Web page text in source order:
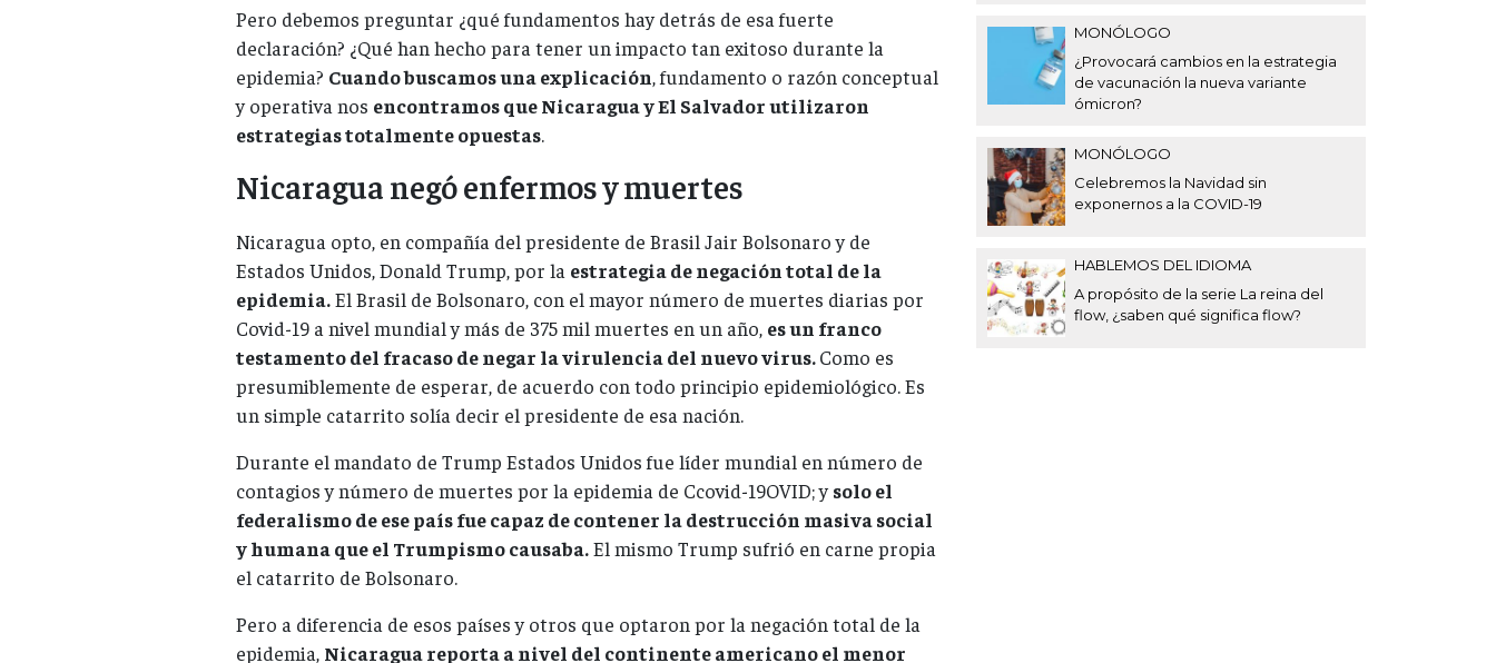
Pero debemos preguntar ¿qué fundamentos hay detrás de esa fuerte
declaración? ¿Qué han hecho para tener un impacto tan exitoso durante la
epidemia? Cuando buscamos una explicación, fundamento o razón conceptual
y operativa nos encontramos que Nicaragua y El Salvador utilizaron
estrategias totalmente opuestas.
Nicaragua negó enfermos y muertes
Nicaragua opto, en compañía del presidente de Brasil Jair Bolsonaro y de
Estados Unidos, Donald Trump, por la estrategia de negación total de la
epidemia.El Brasil de Bolsonaro, con el mayor número de muertes diarias por
Covid-19 a nivel mundial y más de 375 mil muertes en un año, es un franco
testamento del fracaso de negar la virulencia del nuevo virus.Como es
presumiblemente de esperar, de acuerdo con todo principio epidemiológico. Es
un simple catarrito solía decir el presidente de esa nación.
Durante el mandato de Trump Estados Unidos fue líder mundial en número de
contagios y número de muertes por la epidemia de Ccovid-19OVID; ysolo el
federalismo de ese país fue capaz de contener la destrucción masiva social
y humana que el Trumpismo causaba.El mismo Trump sufrió en carne propia
el catarrito de Bolsonaro.
Pero a diferencia de esos países y otros que optaron por la negación total de la
epidemia, Nicaragua reporta a nivel del continente americano el menor
MONÓLOGO
¿Provocará cambios en la estrategia
de vacunación la nueva variante
ómicron?
MONÓLOGO
Celebremos la Navidad sin
exponernos a la COVID-19
HABLEMOS DEL IDIOMA
A propósito de la serie La reina del
flow, ¿saben qué significa flow?